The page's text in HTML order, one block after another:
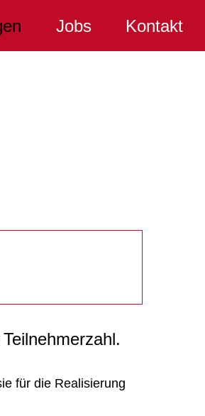
Jobs Kontakt
für die Realisierung